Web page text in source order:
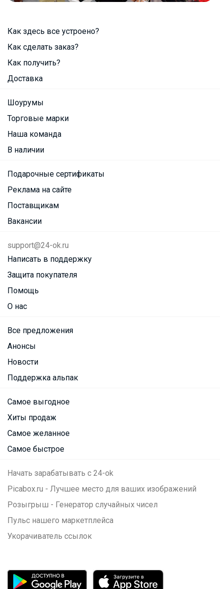
Как здесь все устроено?
Как сделать заказ?
Как получить?
Доставка
Шоурумы
Торговые марки
Наша команда
В наличии
Подарочные сертификаты
Реклама на сайте
Поставщикам
Вакансии
support@24-ok.ru
Написать в поддержку
Защита покупателя
Помощь
О нас
Все предложения
Анонсы
Новости
Поддержка альпак
Самое выгодное
Хиты продаж
Самое желанное
Самое быстрое
Начать зарабатывать с 24-ok
Picabox.ru - Лучшее место для ваших изображений
Розыгрыш - Генератор случайных чисел
Пульс нашего маркетплейса
Укорачиватель ссылок